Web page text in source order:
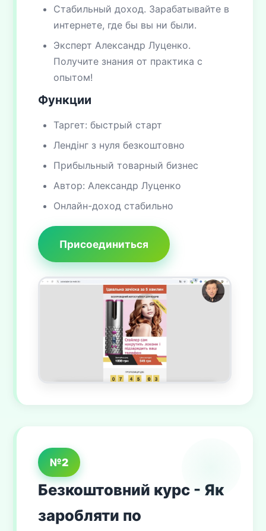
Стабильный доход. Зарабатывайте в
интернете, где бы вы ни были.
Эксперт Александр Луценко.
Получите знания от практика с
опытом!
Функции
Таргет: быстрый старт
Лендінг з нуля безкоштовно
Прибыльный товарный бизнес
Автор: Александр Луценко
Онлайн-доход стабильно
Присоединиться
№2
Безкоштовний курс - Як
заробляти по